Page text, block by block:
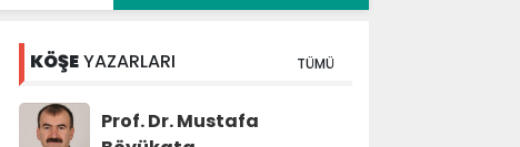
KÖŞEYAZARLARI TÜMÜ
Prof. Dr. Mustafa